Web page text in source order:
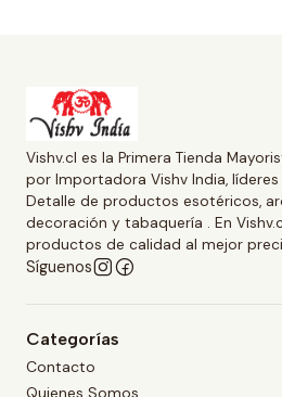
Vishv.cl es la Primera Tienda
por Importadora Vishv India,
Detalle de productos esotéricos,
decoración y tabaquería . En
productos de calidad al mejor
Síguenos
Categorías
Contacto
Quienes Somos